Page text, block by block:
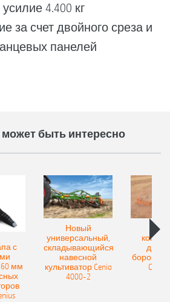
4.400 кг
за счет двойного среза и
панелей
быть интересно
с
мм
Новый
универсальный,
складывающийся
навесной
культиватор Cenio
4000-2
бороны